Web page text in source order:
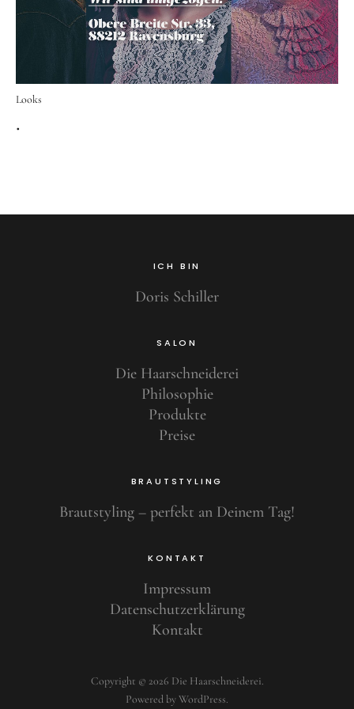
Impressum
Looks
.
ICH BIN
Doris Schiller
SALON
Die Haarschneiderei
Philosophie
Produkte
Preise
BRAUTSTYLING
Brautstyling – perfekt an Deinem Tag!
KONTAKT
Impressum
Datenschutzerklärung
Kontakt
Copyright © 2026 Die Haarschneiderei
Powered byWordPress